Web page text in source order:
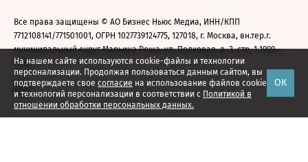
На нашем сайте используются cookie-файлы и технологии
персонализации. Продолжая пользоваться данным сайтом, вы
подтверждаете свое согласие на использование файлов cookie
и технологий персонализации в соответствии с Политикой в
отношении обработки персональных данных.
ОК
Все права защищены © АО Бизнес Ньюс Медиа, ИНН/КПП
7712108141/771501001, ОГРН 1027739124775, 127018, г. Москва, вн.тер.г.
муниципальный округ Марьина Роща, ул. Полковая, д. 3, стр. 1 1999—
2026